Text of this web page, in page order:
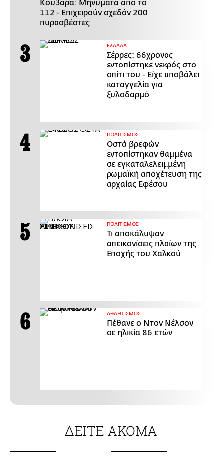
Κουβαρά: Μηνύματα από το
112 - Επιχειρούν σχεδόν 200
πυροσβέστες
ΕΛΛΑΔΑ
Σέρρες: 66χρονος
εντοπίστηκε νεκρός στο
σπίτι του - Είχε υποβάλει
καταγγελία για
ξυλοδαρμό
ΠΟΛΙΤΙΣΜΟΣ
Οστά βρεφών
εντοπίστηκαν θαμμένα
σε εγκαταλελειμμένη
ρωμαϊκή αποχέτευση της
αρχαίας Εφέσου
ΠΟΛΙΤΙΣΜΟΣ
Τι αποκάλυψαν
απεικονίσεις πλοίων της
Εποχής του Χαλκού
ΑΘΛΗΤΙΣΜΟΣ
Πέθανε ο Ντον Νέλσον
σε ηλικία 86 ετών
ΔΕΙΤΕ ΑΚΟΜΑ